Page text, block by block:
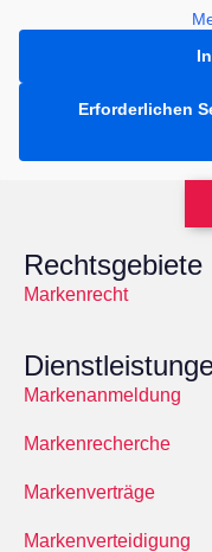
Erforderlichen
Rechtsgebiete
Markenrecht
Markenanmeldung
Markenrecherche
Markenverträge
Markenverteidigung